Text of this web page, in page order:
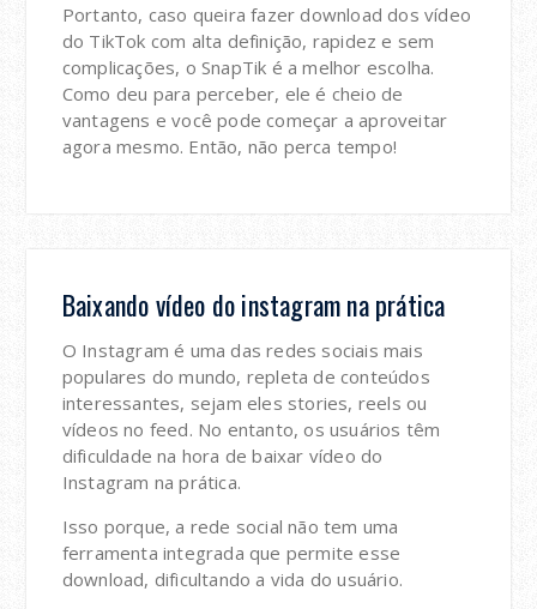
Portanto, caso queira fazer download dos vídeo
do TikTok com alta definição, rapidez e sem
complicações, o SnapTik é a melhor escolha.
Como deu para perceber, ele é cheio de
vantagens e você pode começar a aproveitar
agora mesmo. Então, não perca tempo!
Baixando vídeo do instagram na prática
O Instagram é uma das redes sociais mais
populares do mundo, repleta de conteúdos
interessantes, sejam eles stories, reels ou
vídeos no feed. No entanto, os usuários têm
dificuldade na hora de baixar vídeo do
Instagram na prática.
Isso porque, a rede social não tem uma
ferramenta integrada que permite esse
download, dificultando a vida do usuário.